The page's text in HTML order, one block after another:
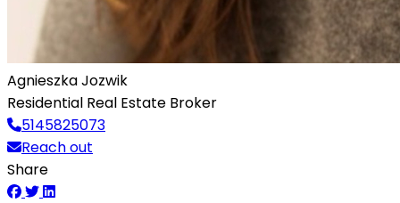
Agnieszka Jozwik
Residential Real Estate Broker
5145825073
Reach out
Share